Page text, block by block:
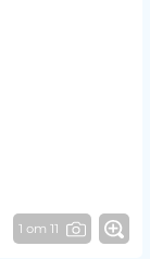
1 от 11